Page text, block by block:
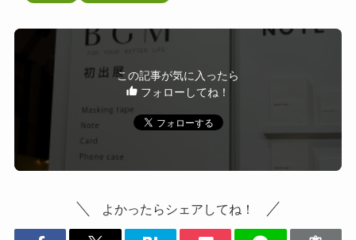
この記事が気に入ったら
フォローしてね！
よかったらシェアしてね！